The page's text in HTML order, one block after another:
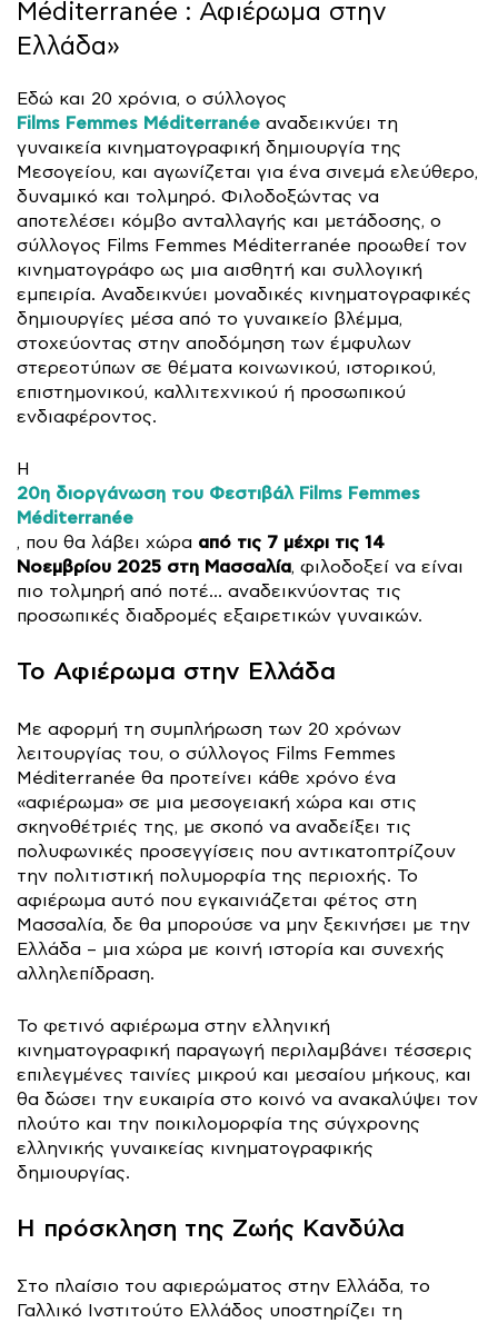
Méditerranée : Αφιέρωμα στην
Ελλάδα»
Εδώ και 20 χρόνια, ο σύλλογος
Films Femmes Méditerranée αναδεικνύει τη
γυναικεία κινηματογραφική δημιουργία της
Μεσογείου, και αγωνίζεται για ένα σινεμά ελεύθερο,
δυναμικό και τολμηρό. Φιλοδοξώντας να
αποτελέσει κόμβο ανταλλαγής και μετάδοσης, ο
σύλλογος Films Femmes Méditerranée προωθεί τον
κινηματογράφο ως μια αισθητή και συλλογική
εμπειρία. Αναδεικνύει μοναδικές κινηματογραφικές
δημιουργίες μέσα από το γυναικείο βλέμμα,
στοχεύοντας στην αποδόμηση των έμφυλων
στερεοτύπων σε θέματα κοινωνικού, ιστορικού,
επιστημονικού, καλλιτεχνικού ή προσωπικού
ενδιαφέροντος.
Η
20η διοργάνωση του Φεστιβάλ Films Femmes
Méditerranée
, που θα λάβει χώρα από τις 7 μέχρι τις 14
Νοεμβρίου 2025 στη Μασσαλία, φιλοδοξεί να είναι
πιο τολμηρή από ποτέ… αναδεικνύοντας τις
προσωπικές διαδρομές εξαιρετικών γυναικών.
Το Αφιέρωμα στην Ελλάδα
Με αφορμή τη συμπλήρωση των 20 χρόνων
λειτουργίας του, ο σύλλογος Films Femmes
Méditerranée θα προτείνει κάθε χρόνο ένα
«αφιέρωμα» σε μια μεσογειακή χώρα και στις
σκηνοθέτριές της, με σκοπό να αναδείξει τις
πολυφωνικές προσεγγίσεις που αντικατοπτρίζουν
την πολιτιστική πολυμορφία της περιοχής. To
αφιέρωμα αυτό που εγκαινιάζεται φέτος στη
Μασσαλία, δε θα μπορούσε να μην ξεκινήσει με την
Ελλάδα – μια χώρα με κοινή ιστορία και συνεχής
αλληλεπίδραση.
Το φετινό αφιέρωμα στην ελληνική
κινηματογραφική παραγωγή περιλαμβάνει τέσσερις
επιλεγμένες ταινίες μικρού και μεσαίου μήκους, και
θα δώσει την ευκαιρία στο κοινό να ανακαλύψει τον
πλούτο και την ποικιλομορφία της σύγχρονης
ελληνικής γυναικείας κινηματογραφικής
δημιουργίας.
Η πρόσκληση της Ζωής Κανδύλα
Στο πλαίσιο του αφιερώματος στην Ελλάδα, το
Γαλλικό Ινστιτούτο Ελλάδος υποστηρίζει τη